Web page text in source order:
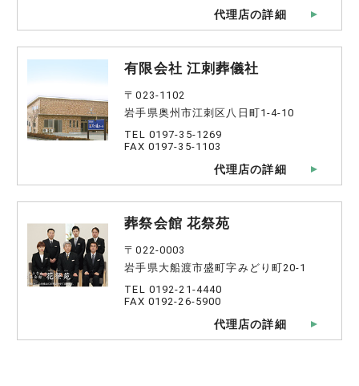
代理店の詳細
有限会社 江刺葬儀社
〒023-1102
岩手県奥州市江刺区八日町1-4-10
TEL 0197-35-1269
FAX 0197-35-1103
代理店の詳細
葬祭会館 花祭苑
〒022-0003
岩手県大船渡市盛町字みどり町20-1
TEL 0192-21-4440
FAX 0192-26-5900
代理店の詳細